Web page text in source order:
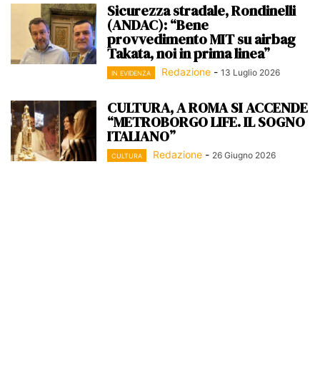
Sicurezza stradale, Rondinelli
(ANDAC): “Bene
provvedimento MIT su airbag
Takata, noi in prima linea”
IN EVIDENZA Redazione - 13 Luglio 2026
CULTURA, A ROMA SI ACCENDE
“METROBORGO LIFE. IL SOGNO
ITALIANO”
CULTURA Redazione - 26 Giugno 2026